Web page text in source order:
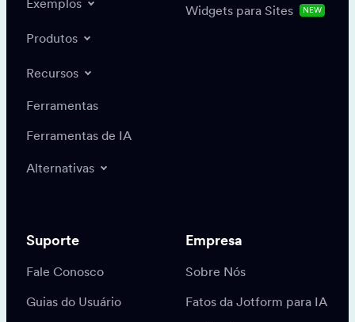
Produtos
Recursos
Ferramentas
Ferramentas de IA
Alternativas
Widgets para Sites NEW
Suporte
Fale Conosco
Guias do Usuário
Empresa
Sobre Nós
Fatos da Jotform para IA